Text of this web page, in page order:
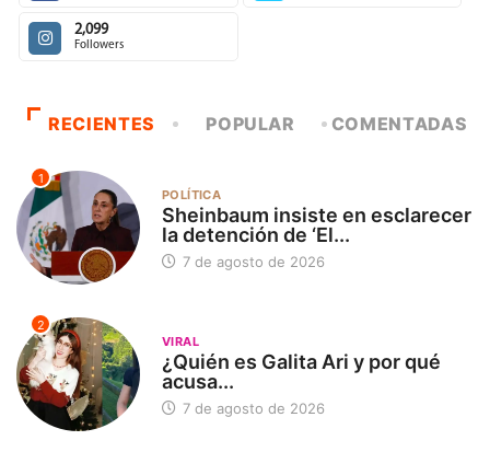
2,099
Followers
RECIENTES POPULAR COMENTADAS
1
POLÍTICA
Sheinbaum insiste en esclarecer
la detención de ‘El...
7 de agosto de 2026
2
VIRAL
¿Quién es Galita Ari y por qué
acusa...
7 de agosto de 2026